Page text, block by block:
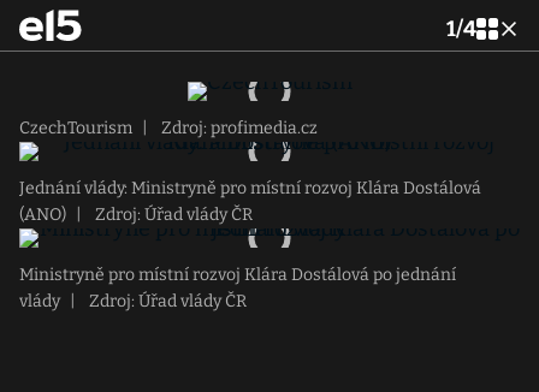
1/4
CzechTourism Zdroj: profimedia.cz
Jednání vlády: Ministryně pro místní rozvoj Klára Dostálová
(ANO)
Zdroj: Úřad vlády ČR
Ministryně pro místní rozvoj Klára Dostálová po jednání
vlády
Zdroj: Úřad vlády ČR